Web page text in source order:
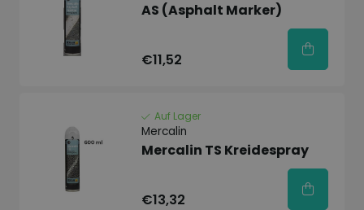
AS (Asphalt Marker)
€11,52
Auf Lager
Mercalin
Mercalin TS Kreidespray
€13,32